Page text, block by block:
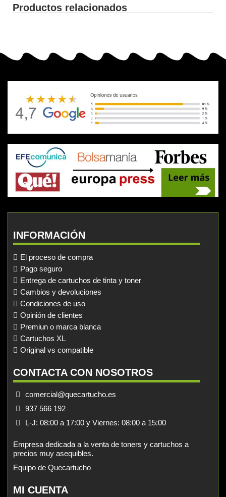
Productos relacionados
INFORMACIÓN
El proceso de compra
Pago seguro
Entrega de cartuchos de tinta y toner
Cambios y devoluciones
Condiciones de uso
Opinión de clientes
Premiun o marca blanca
Cartuchos XL
Original vs compatible
CONTACTA CON NOSOTROS
comercial@quecartucho.es
937 566 192
L-J: 08:00 a 17:00 y Viernes: 08:00 a 15:00
Empresa dedicada a la venta de toners y cartuchos a
precios muy asequibles.
Equipo de Quecartucho
MI CUENTA